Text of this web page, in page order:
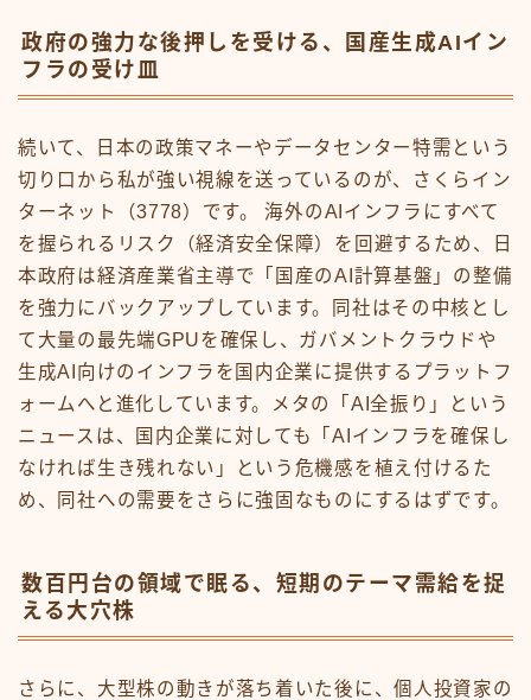
政府の強力な後押しを受ける、国産生成AIイン
フラの受け皿
続いて、日本の政策マネーやデータセンター特需という
切り口から私が強い視線を送っているのが、さくらイン
ターネット（3778）です。 海外のAIインフラにすべて
を握られるリスク（経済安全保障）を回避するため、日
本政府は経済産業省主導で「国産のAI計算基盤」の整備
を強力にバックアップしています。同社はその中核とし
て大量の最先端GPUを確保し、ガバメントクラウドや
生成AI向けのインフラを国内企業に提供するプラットフ
ォームへと進化しています。メタの「AI全振り」という
ニュースは、国内企業に対しても「AIインフラを確保し
なければ生き残れない」という危機感を植え付けるた
め、同社への需要をさらに強固なものにするはずです。
数百円台の領域で眠る、短期のテーマ需給を捉
える大穴株
さらに、大型株の動きが落ち着いた後に、個人投資家の